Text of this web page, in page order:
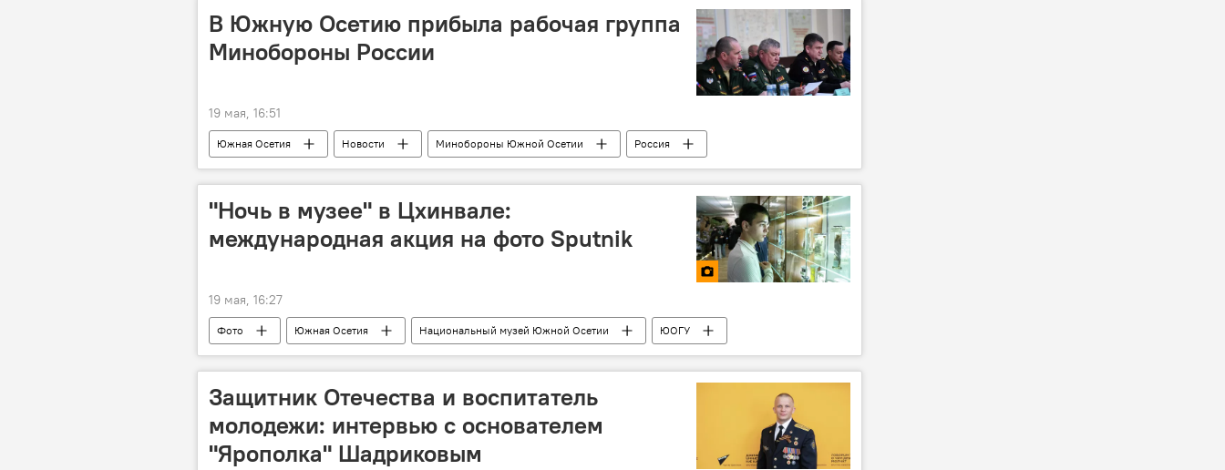
В Южную Осетию прибыла рабочая группа
Минобороны России
19 мая, 16:51
Южная Осетия Новости Минобороны Южной Осетии
Россия
Минобороны России
Сотрудничество
"Ночь в музее" в Цхинвале:
международная акция на фото Sputnik
19 мая, 16:27
Фото Южная Осетия Национальный музей Южной Осетии
ЮОГУ
Ночь в музее
Защитник Отечества и воспитатель
молодежи: интервью с основателем
"Ярополка" Шадриковым